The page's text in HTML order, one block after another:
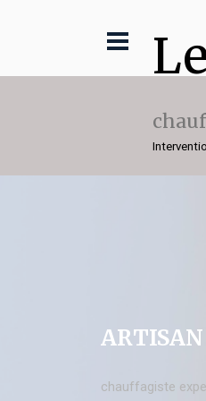
ARTISAN
chauffagiste